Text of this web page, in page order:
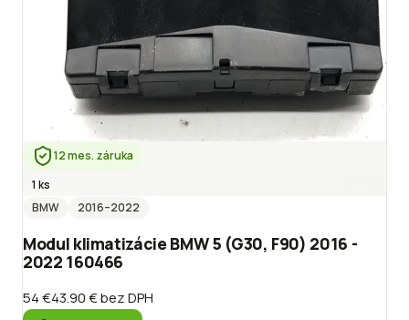
12 mes. záruka
1 ks
BMW
2016–2022
Modul klimatizácie BMW 5 (G30, F90) 2016 -
2022 160466
54 €43.90 €bez DPH